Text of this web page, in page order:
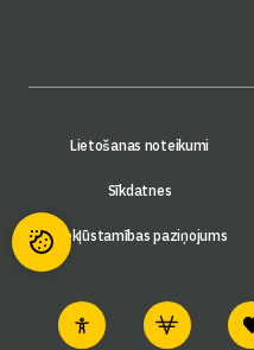
Lietošanas noteikumi
Sīkdatnes
Piekļūstamības paziņojums